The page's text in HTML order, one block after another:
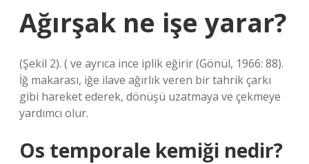
Ağırşak ne işe yarar?
(Şekil 2). ( ve ayrıca ince iplik eğirir (Gönül, 1966: 88).
İğ makarası, iğe ilave ağırlık veren bir tahrik çarkı
gibi hareket ederek, dönüşü uzatmaya ve çekmeye
yardımcı olur.
Os temporale kemiği nedir?